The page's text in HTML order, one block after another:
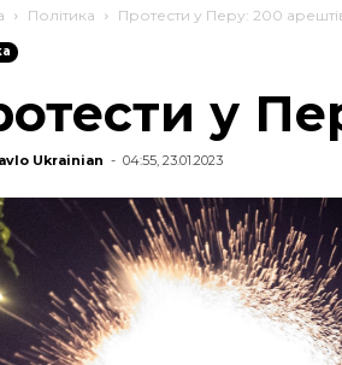
Політика Протести у Перу: 200
у
Ukrainian - 04:55, 23.01.2023